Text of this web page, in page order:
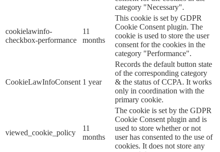
category "Necessary".
cookielawinfo-
checkbox-performance
11
months
This cookie is set by GDPR
Cookie Consent plugin. The
cookie is used to store the user
consent for the cookies in the
category "Performance".
CookieLawInfoConsent 1 year
Records the default button state
of the corresponding category
& the status of CCPA. It works
only in coordination with the
primary cookie.
viewed_cookie_policy
11
months
The cookie is set by the GDPR
Cookie Consent plugin and is
used to store whether or not
user has consented to the use of
cookies. It does not store any